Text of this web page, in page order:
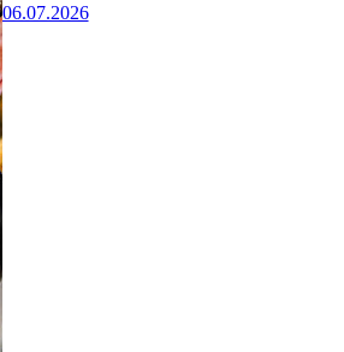
06.07.2026